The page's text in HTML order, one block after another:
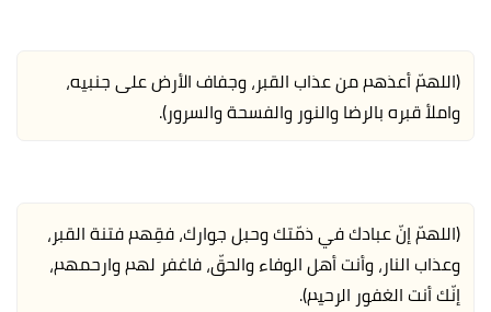
(اللهمّ أعذهم من عذاب القبر، وجفاف الأرض على جنبيه،
واملأ قبره بالرضا والنور والفسحة والسرور).
(اللهمّ إنّ عبادك في ذمّتك وحبل جوارك، فقِهم فتنة القبر،
وعذاب النار، وأنت أهل الوفاء والحقّ، فاغفر لهم وارحمهم،
إنّك أنت الغفور الرحيم).